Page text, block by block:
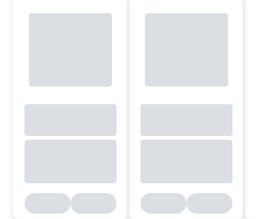
23000301